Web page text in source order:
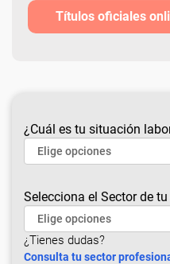
Títulos oficiales
¿Cuál es tu situación
Selecciona el Sector de
¿Tienes dudas?
Consulta tu sector